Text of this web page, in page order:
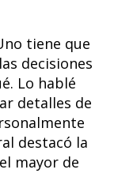
tiene que
decisiones
Lo hablé
detalles de
destacó la
mayor de